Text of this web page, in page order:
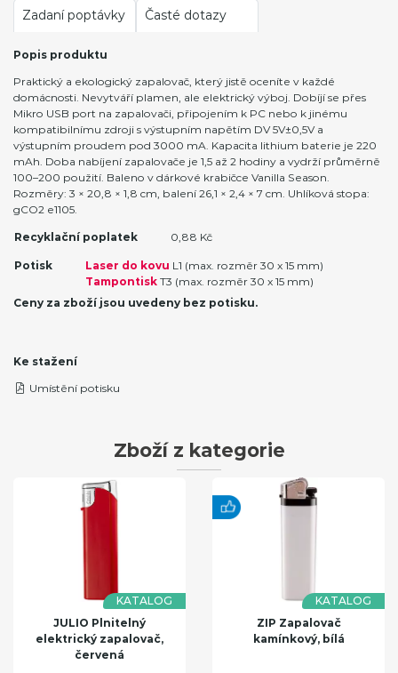
Zadaní poptávky Časté dotazy
Popis produktu
Praktický a ekologický zapalovač, který jistě oceníte v každé
domácnosti. Nevytváří plamen, ale elektrický výboj. Dobíjí se přes
Mikro USB port na zapalovači, připojením k PC nebo k jinému
kompatibilnímu zdroji s výstupním napětím DV 5V±0,5V a
výstupním proudem pod 3000 mA. Kapacita lithium baterie je 220
mAh. Doba nabíjení zapalovače je 1,5 až 2 hodiny a vydrží průměrně
100–200 použití. Baleno v dárkové krabičce Vanilla Season.
Rozměry: 3 × 20,8 × 1,8 cm, balení 26,1 × 2,4 × 7 cm. Uhlíková stopa:
gCO2 e1105.
Recyklační poplatek 0,88 Kč
Potisk Laser do kovu L1 (max. rozměr 30 x 15 mm)
Tampontisk T3 (max. rozměr 30 x 15 mm)
Ceny za zboží jsou uvedeny bez potisku.
Ke stažení
Umístění potisku
Zboží z kategorie
KATALOG
JULIO Plnitelný
elektrický zapalovač,
červená
KATALOG
ZIP Zapalovač
kamínkový, bílá